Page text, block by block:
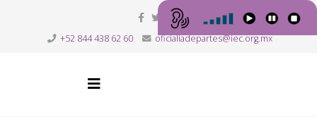
+52 844 438 62 60 oficialiadepartes@iec.org.mx